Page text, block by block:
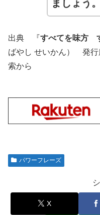
ましょう。
出典 『すべてを味方
ばやし せいかん） 発
索から
パワーフレーズ
X